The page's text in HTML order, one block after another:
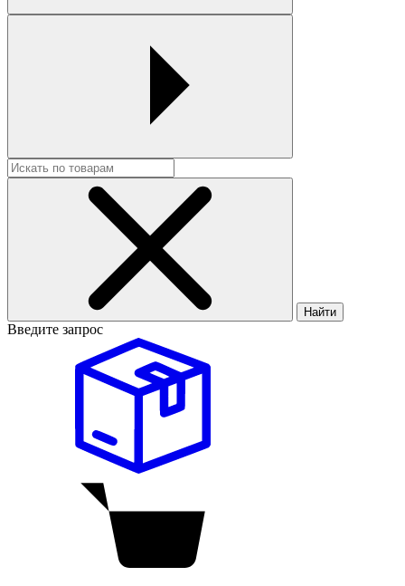
Найти
Введите запрос